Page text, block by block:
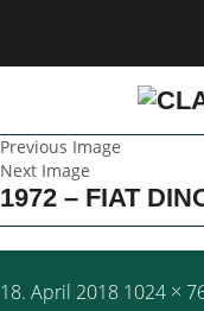
Previous Image
Next Image
1972 – FIAT
Posted
18. April 2018 Full
1024 ×